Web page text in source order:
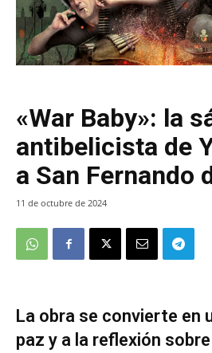
«War Baby»: la
antibelicista de
a San Fernando
11 de octubre de 2024
La obra se convierte en
paz y a la reflexión